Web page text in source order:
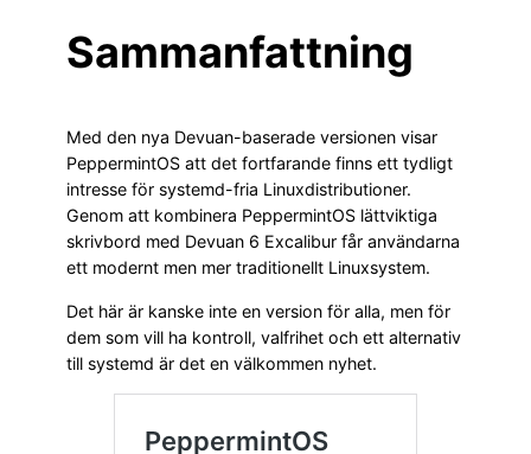
Sammanfattning
Med den nya Devuan-baserade versionen visar
PeppermintOS att det fortfarande finns ett tydligt
intresse för systemd-fria Linuxdistributioner.
Genom att kombinera PeppermintOS lättviktiga
skrivbord med Devuan 6 Excalibur får användarna
ett modernt men mer traditionellt Linuxsystem.
Det här är kanske inte en version för alla, men för
dem som vill ha kontroll, valfrihet och ett alternativ
till systemd är det en välkommen nyhet.